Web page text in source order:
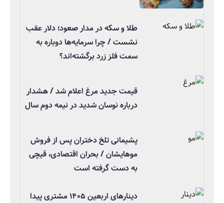
طلا و سکه در مدار صعود؛ دلار عقب
نشست / چرا سرمایه‌ها دوباره به
سمت فلز زرد برگشته‌اند؟
قیمت جدید مرغ اعلام شد / هشدار
درباره نوسان شدید در نیمه دوم سال
پشیمانی تلخ دختران پس از فروش
موهایشان / بحران اقتصادی، قیچی
به دست گرفته است
دینارهای اربعین ۱۴۰۵ مشتری پیدا